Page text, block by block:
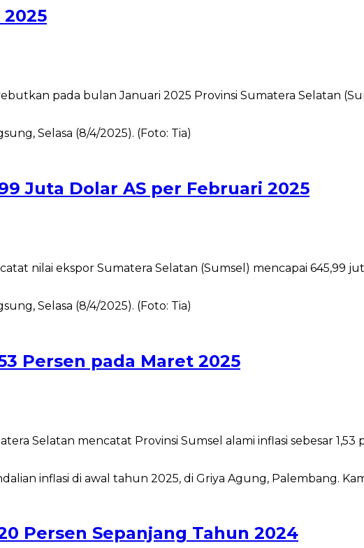
pada bulan Januari 2025 Provinsi Sumatera Selatan
Juta Dolar AS per Februari 2025
nilai ekspor Sumatera Selatan (Sumsel) mencapai 645,99
Persen pada Maret 2025
Selatan mencatat Provinsi Sumsel alami inflasi sebesar
Persen Sepanjang Tahun 2024